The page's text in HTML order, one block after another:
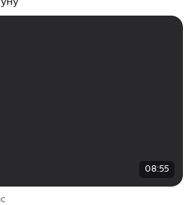
08:55